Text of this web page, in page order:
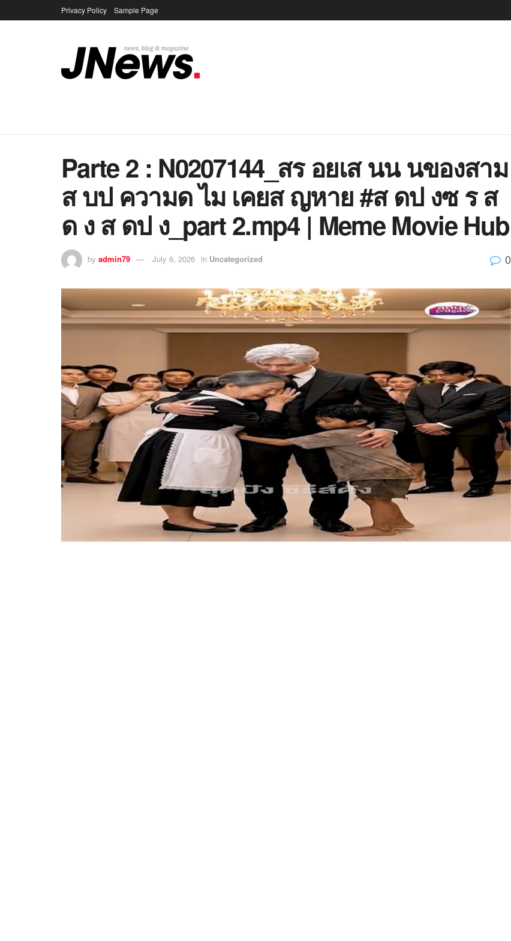
Privacy Policy Sample Page
Parte 2 : N0207144_สร อยเส นน นของสาม
ส บป ความด ไม เคยส ญหาย #ส ดป งซ ร ส
ด ง ส ดป ง_part 2.mp4 | Meme Movie Hub
by admin79 July 6, 2026 in Uncategorized 0